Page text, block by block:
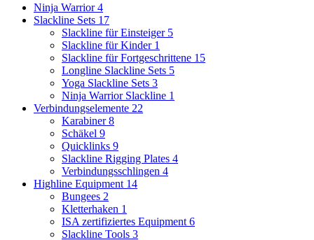
Ninja Warrior 4
Slackline Sets 17
Slackline für Einsteiger 5
Slackline für Kinder 1
Slackline für Fortgeschrittene 15
Longline Slackline Sets 5
Yoga Slackline Sets 3
Ninja Warrior Slackline 1
Verbindungselemente 22
Karabiner 8
Schäkel 9
Quicklinks 9
Slackline Rigging Plates 4
Verbindungsschlingen 4
Highline Equipment 14
Bungees 2
Kletterhaken 1
ISA zertifiziertes Equipment 6
Slackline Tools 3